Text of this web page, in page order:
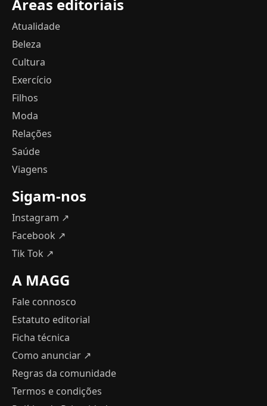
Áreas editoriais
Atualidade
Beleza
Cultura
Exercício
Filhos
Moda
Relações
Saúde
Viagens
Sigam-nos
Instagram ↗
Facebook ↗
Tik Tok ↗
A MAGG
Fale connosco
Estatuto editorial
Ficha técnica
Como anunciar ↗
Regras da comunidade
Termos e condições